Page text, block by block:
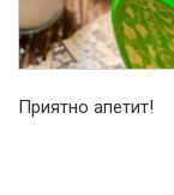
Приятно апетит!